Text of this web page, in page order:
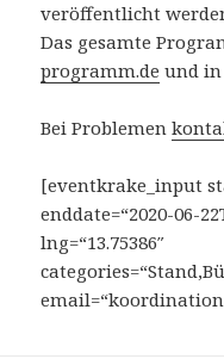
veröffentlicht
Das gesamte
programm.de und
Bei Problemen
[eventkrake_input
enddate=“2020-06-
lng=“13.75386″